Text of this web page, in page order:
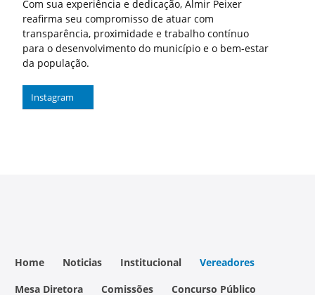
Com sua experiência e dedicação, Almir Peixer
reafirma seu compromisso de atuar com
transparência, proximidade e trabalho contínuo
para o desenvolvimento do município e o bem-estar
da população.
Instagram
Home Noticias Institucional
Vereadores
Mesa Diretora
Comissões Concurso Público